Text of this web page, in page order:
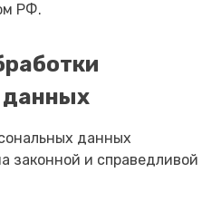
РФ.
данных
данных
законной и справедливой